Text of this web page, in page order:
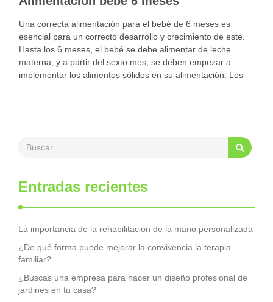
Una correcta alimentación para el bebé de 6 meses es
esencial para un correcto desarrollo y crecimiento de este.
Hasta los 6 meses, el bebé se debe alimentar de leche
materna, y a partir del sexto mes, se deben empezar a
implementar los alimentos sólidos en su alimentación. Los
bebés …
Entradas recientes
La importancia de la rehabilitación de la mano personalizada
¿De qué forma puede mejorar la convivencia la terapia
familiar?
¿Buscas una empresa para hacer un diseño profesional de
jardines en tu casa?